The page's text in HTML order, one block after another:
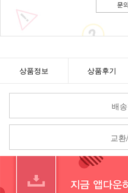
상품정보 상품후기
배
교